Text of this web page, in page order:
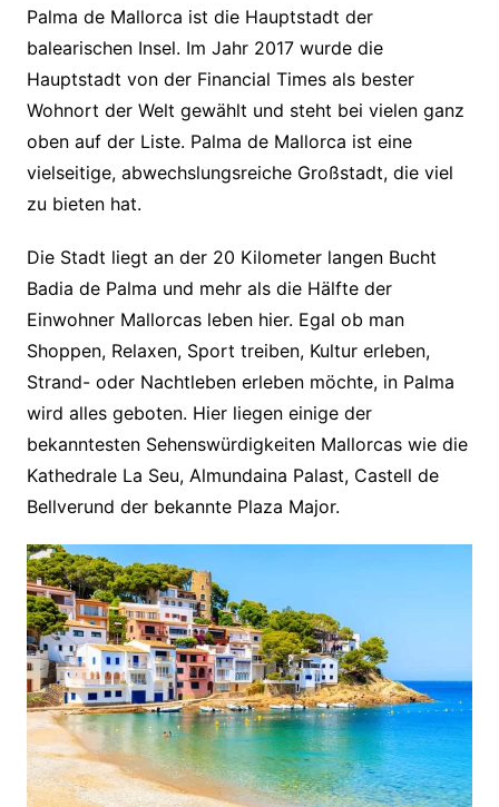
Palma de Mallorca ist die Hauptstadt der
balearischen Insel. Im Jahr 2017 wurde die
Hauptstadt von der Financial Times als bester
Wohnort der Welt gewählt und steht bei vielen ganz
oben auf der Liste. Palma de Mallorca ist eine
vielseitige, abwechslungsreiche Großstadt, die viel
zu bieten hat.
Die Stadt liegt an der 20 Kilometer langen Bucht
Badia de Palma und mehr als die Hälfte der
Einwohner Mallorcas leben hier. Egal ob man
Shoppen, Relaxen, Sport treiben, Kultur erleben,
Strand- oder Nachtleben erleben möchte, in Palma
wird alles geboten. Hier liegen einige der
bekanntesten Sehenswürdigkeiten Mallorcas wie die
Kathedrale La Seu, Almundaina Palast, Castell de
Bellverund der bekannte Plaza Major.